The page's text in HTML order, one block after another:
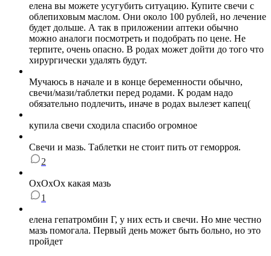
елена вы можете усугубить ситуацию. Купите свечи с
облепиховым маслом. Они около 100 рублей, но лечение
будет дольше. А так в приложении аптеки обычно
можно аналоги посмотреть и подобрать по цене. Не
терпите, очень опасно. В родах может дойти до того что
хирургически удалять будут.
Мучаюсь в начале и в конце беременности обычно,
свечи/мази/таблетки перед родами. К родам надо
обязательно подлечить, иначе в родах вылезет капец(
купила свечи сходила спасибо огромное
Свечи и мазь. Таблетки не стоит пить от геморроя.
2
OxOxOx какая мазь
1
елена гепатромбин Г, у них есть и свечи. Но мне честно
мазь помогала. Первый день может быть больно, но это
пройдет